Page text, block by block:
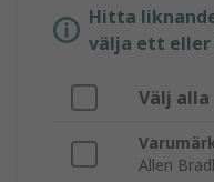
Hitta
välja ett
Välj alla
Allen